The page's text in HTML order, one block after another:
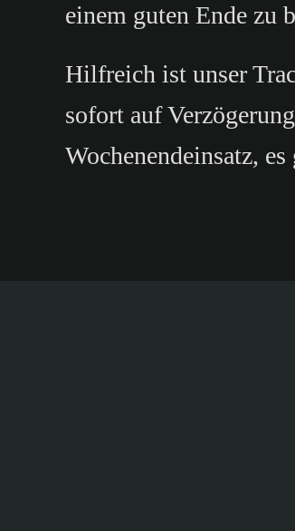
einem guten Ende zu
Hilfreich ist unser
sofort auf
Wochenendeinsatz,